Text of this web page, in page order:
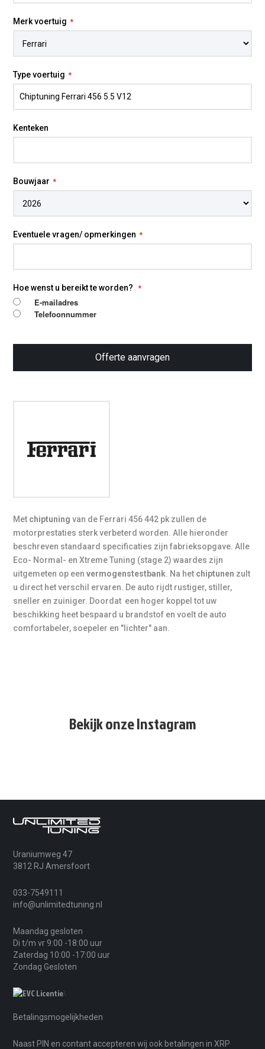
Merk voertuig
Type voertuig
Kenteken
Bouwjaar
Eventuele vragen/ opmerkingen
Hoe wenst u bereikt te worden?
E-mailadres
Telefoonnummer
Offerte aanvragen
Met chiptuningvan de Ferrari 456 442 pk zullen de
motorprestaties sterk verbeterd worden. Alle hieronder
beschreven standaard specificaties zijn fabrieksopgave. Alle
Eco- Normal- en Xtreme Tuning (stage 2) waardes zijn
uitgemeten op eenvermogenstestbank. Na het chiptunen zult
u direct het verschil ervaren. De auto rijdt rustiger, stiller,
sneller en zuiniger. Doordat een hoger koppel tot uw
beschikking heet bespaard u brandstof en voelt de auto
comfortabeler, soepeler en "lichter" aan.
Bekijk onze Instagram
Uraniumweg 47
3812 RJ Amersfoort
033-7549111
info@unlimitedtuning.nl
Maandag gesloten
Di t/m vr 9:00 -18:00 uur
Zaterdag 10:00 -17:00 uur
Zondag Gesloten
Betalingsmogelijkheden
Naast PIN en contant accepteren wij ook betalingen in XRP